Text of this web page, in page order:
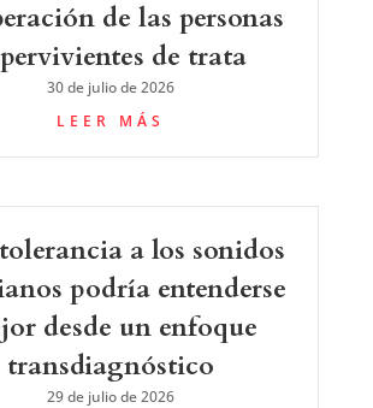
de las personas
de trata
30 de julio de 2026
LEER MÁS
a los sonidos
podría entenderse
desde un enfoque
transdiagnóstico
29 de julio de 2026